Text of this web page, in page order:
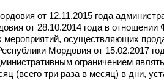
от 12.11.2015 года
от 28.10.2014 года в
осуществляющих
Мордовия от 15.02.2017
ограничением
(всего три раза в месяц) в дни,